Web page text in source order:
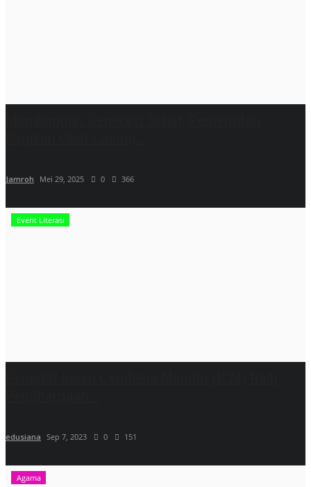
Jamroh Mei 29, 2025 0 366
Event Literasi
edusiana Sep 7, 2023 0 151
Agama